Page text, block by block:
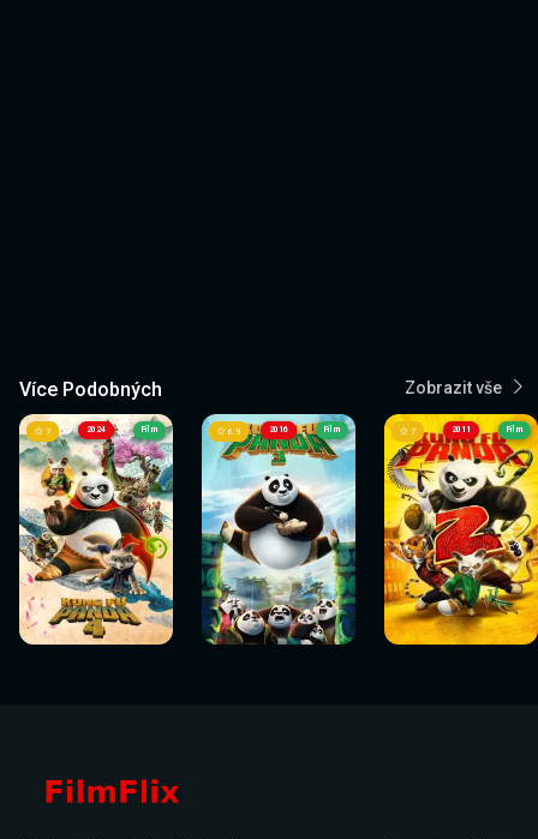
Více Podobných Zobrazit vše
2024
Sledovat
nyní
7 Film
Sledovat
nyní
2016
Sledovat
nyní
6.9 Film
Sledovat
nyní
2011
Sledovat
nyní
7 Film
Sledovat
nyní